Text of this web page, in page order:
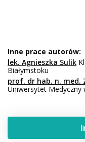
Inne prace autorów:
lek. Agnieszka Sulik
Białymstoku
prof. dr hab. n. med.
Uniwersytet Medyczny